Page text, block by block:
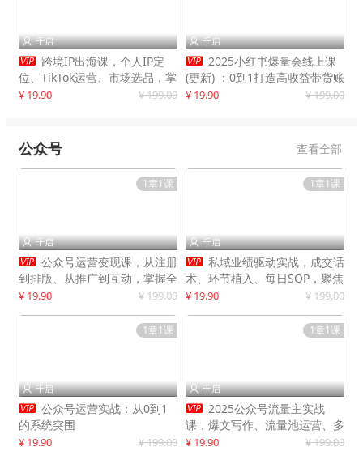
 千启
 跨境IP出海课，个人IP定
位、TikTok运营、市场选品，掌
握核心闭环，实现月入1万美金
¥ 19.90 ¥ 199.00
 千启
 2025小红书爆量会线上课
(更新) ：0到1打造高收益带货账
号，靠小红书带货年入100w？
¥ 19.90 ¥ 199.00
公众号 查看全部
1章1课
 千启
 公众号运营变现课，从注册
到排版、从推广到互动，掌握全
流程，开启个人品牌月入
¥ 19.90 ¥ 199.00
1章1课
 千启
 私域业绩驱动实战，成交话
术、环节植入、每日SOP，聚焦
增长，驱动营收持续突破
¥ 19.90 ¥ 199.00
1章1课
 千启
 公众号运营实战：从0到1
的系统突围
¥ 19.90 ¥ 199.00
1章1课
 千启
 2025公众号流量主实战
课，爆文写作、流量池运营、多
平台分发，新手日入千元月赚5
¥ 19.90 ¥ 199.00